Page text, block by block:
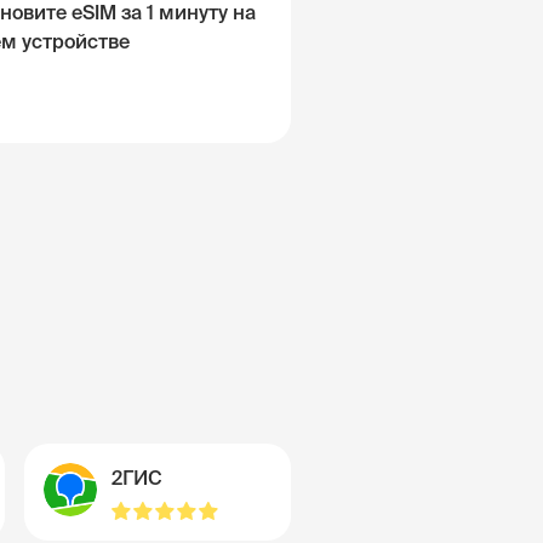
eSIM за 1 минуту на
устройстве
2ГИС